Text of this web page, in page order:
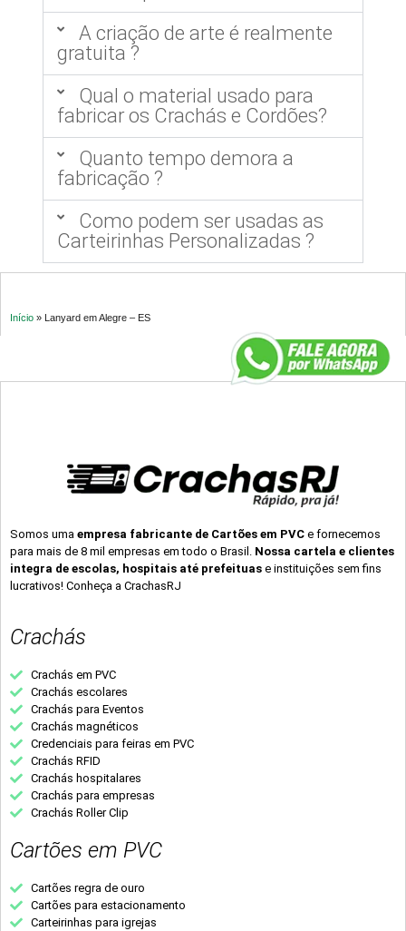
A criação de arte é realmente
gratuita ?
Qual o material usado para
fabricar os Crachás e Cordões?
Quanto tempo demora a
fabricação ?
Como podem ser usadas as
Carteirinhas Personalizadas ?
Início » Lanyard em Alegre – ES
Somos uma empresa fabricante de Cartões em PVC e fornecemos
para mais de 8 mil empresas em todo o Brasil. Nossa cartela e clientes
integra de escolas, hospitais até prefeituas e instituições sem fins
lucrativos! Conheça a CrachasRJ
Crachás
Crachás em PVC
Crachás escolares
Crachás para Eventos
Crachás magnéticos
Credenciais para feiras em PVC
Crachás RFID
Crachás hospitalares
Crachás para empresas
Crachás Roller Clip
Cartões em PVC
Cartões regra de ouro
Cartões para estacionamento
Carteirinhas para igrejas